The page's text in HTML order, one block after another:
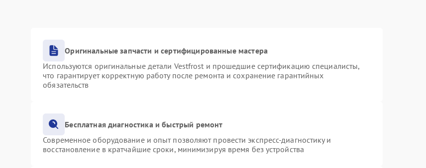
Оригинальные запчасти и сертифицированные мастера
Используются оригинальные детали Vestfrost и прошедшие сертификацию специалисты,
что гарантирует корректную работу после ремонта и сохранение гарантийных
обязательств
Бесплатная диагностика и быстрый ремонт
Современное оборудование и опыт позволяют провести экспресс-диагностику и
восстановление в кратчайшие сроки, минимизируя время без устройства